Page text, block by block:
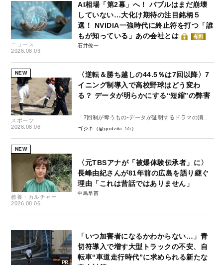
ニュース
2026.08.03
AI相場「第2幕」へ！ バブルはまだ崩壊
していない…大化け期待の注目銘柄５
選！ NVIDIA一強時代に終止符を打つ「誰
もが知っている」あの会社とは
有料
石井僚一
NEW
スポーツ
2026.08.06
〈逆転＆勝ち越しの44.5％は7回以降〉7
イニング制導入で高校野球はどう変わ
る？ データが明らかにする“短縮”の弊害
「7回制が奪うもの-データが証明するドラマの消
失-」
ゴジキ（@godziki_55）
NEW
教養・カルチャー
2026.08.06
〈元TBSアナが「被爆体験伝承者」に〉
長峰由紀さんが81年前の広島を語り継ぐ
理由「これは昔話ではありません」
中島早苗
「いつ加害者になるかわからない…」青
切符導入で増す大型トラックの不安、自
転車“車道走行時代”に求められる新たな